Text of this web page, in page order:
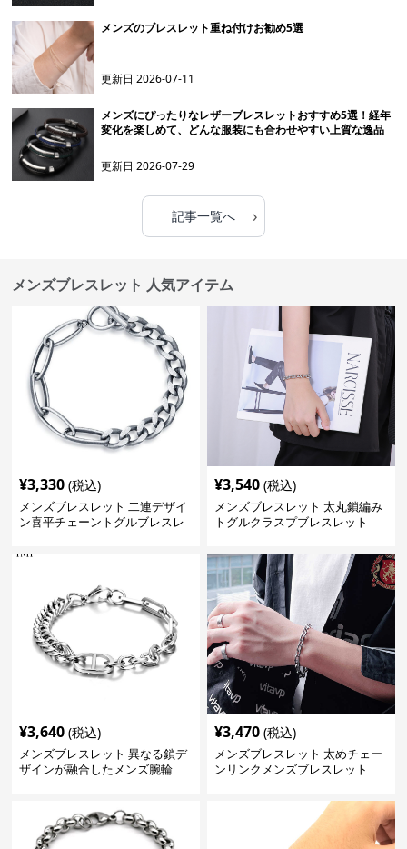
メンズのブレスレット重ね付けお勧め5選
更新日2026-07-11
メンズにぴったりなレザーブレスレットおすすめ5選！経年
変化を楽しめて、どんな服装にも合わせやすい上質な逸品
更新日2026-07-29
記事一覧へ ›
メンズブレスレット 人気アイテム
¥3,330 (税込)
メンズブレスレット 二連デザイ
ン喜平チェーントグルブレスレ
¥3,540 (税込)
メンズブレスレット 太丸鎖編み
トグルクラスプブレスレット
¥3,640 (税込)
メンズブレスレット 異なる鎖デ
ザインが融合したメンズ腕輪
¥3,470 (税込)
メンズブレスレット 太めチェー
ンリンクメンズブレスレット